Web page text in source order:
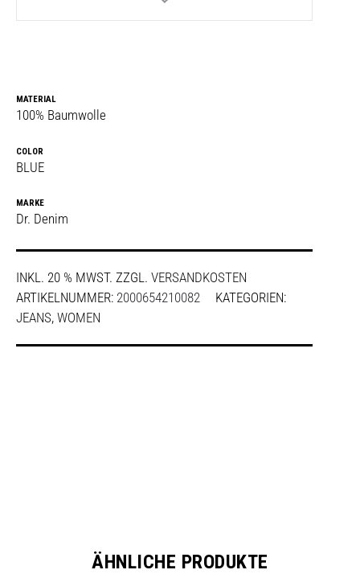
MATERIAL
100% Baumwolle
COLOR
BLUE
MARKE
Dr. Denim
INKL. 20 % MWST. ZZGL. VERSANDKOSTEN
ARTIKELNUMMER: 2000654210082
KATEGORIEN:
JEANS, WOMEN
ÄHNLICHE PRODUKTE